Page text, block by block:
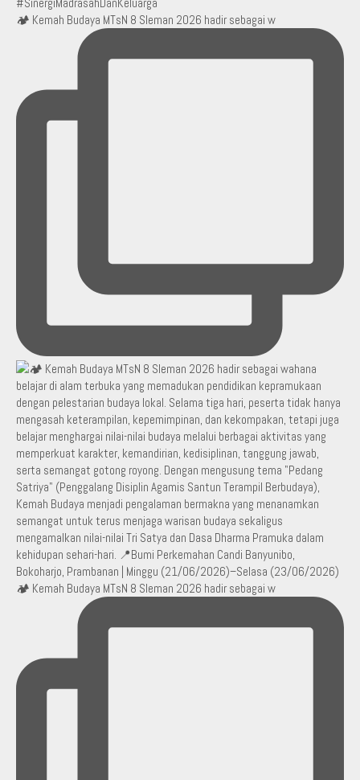
🏕️ Kemah Budaya MTsN 8 Sleman 2026 hadir sebagai w
🏕️ Kemah Budaya MTsN 8 Sleman 2026 hadir sebagai w